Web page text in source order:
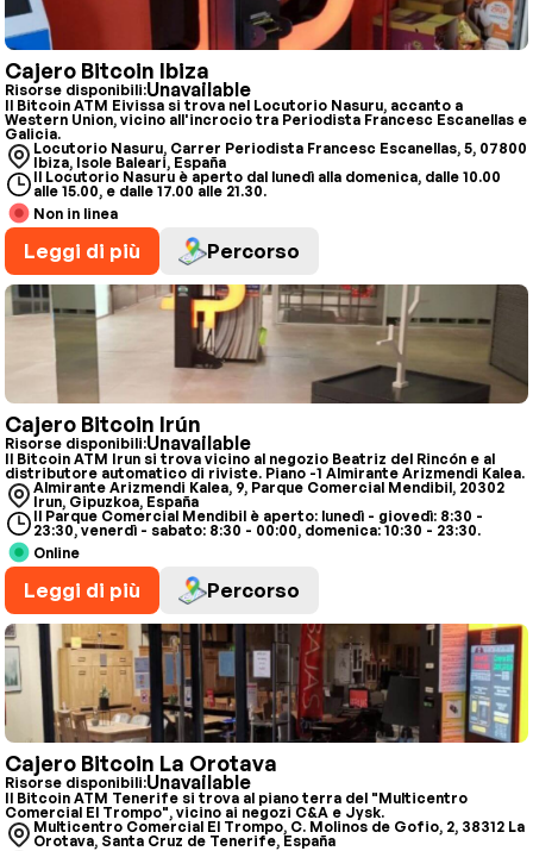
Cajero Bitcoin Ibiza
Risorse disponibili:Unavailable
Il Bitcoin ATM Eivissa si trova nel Locutorio Nasuru, accanto a
Western Union, vicino all'incrocio tra Periodista Francesc Escanellas e
Galicia.
Locutorio Nasuru, Carrer Periodista Francesc Escanellas, 5, 07800
Ibiza, Isole Baleari, España
Il Locutorio Nasuru è aperto dal lunedì alla domenica, dalle 10.00
alle 15.00, e dalle 17.00 alle 21.30.
Non in linea
Leggi di più Percorso
Cajero Bitcoin Irún
Risorse disponibili:Unavailable
Il Bitcoin ATM Irun si trova vicino al negozio Beatriz del Rincón e al
distributore automatico di riviste. Piano -1 Almirante Arizmendi Kalea.
Almirante Arizmendi Kalea, 9, Parque Comercial Mendibil, 20302
Irun, Gipuzkoa, España
Il Parque Comercial Mendibil è aperto: lunedì - giovedì: 8:30 -
23:30, venerdì - sabato: 8:30 - 00:00, domenica: 10:30 - 23:30.
Online
Leggi di più Percorso
Cajero Bitcoin La Orotava
Risorse disponibili:Unavailable
Il Bitcoin ATM Tenerife si trova al piano terra del "Multicentro
Comercial El Trompo", vicino ai negozi C&A e Jysk.
Multicentro Comercial El Trompo, C. Molinos de Gofio, 2, 38312 La
Orotava, Santa Cruz de Tenerife, España